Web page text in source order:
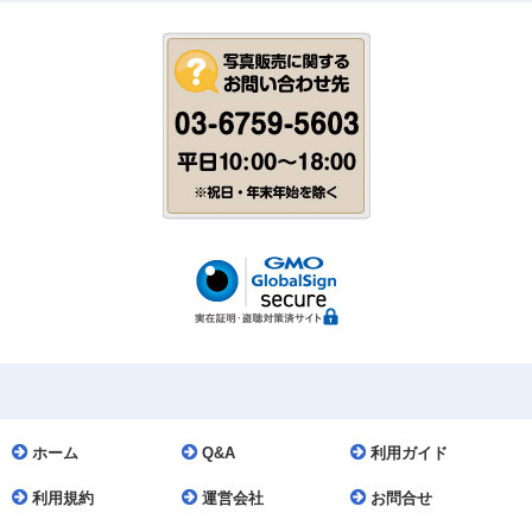
ホーム Q&A 利用ガイド
利用規約 運営会社 お問合せ